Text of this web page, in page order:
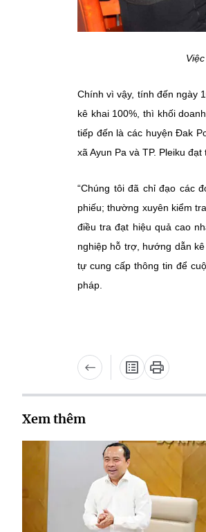
Chính vì vậy, tính đến ngày
kê khai 100%, thì khối
tiếp đến là các huyện Đak
xã Ayun Pa và TP. Pleiku
“Chúng tôi đã chỉ đạo các
phiếu; thường xuyên kiểm
điều tra đạt hiệu quả cao
nghiệp hỗ trợ, hướng dẫn
tự cung cấp thông tin để
pháp.
Xem thêm